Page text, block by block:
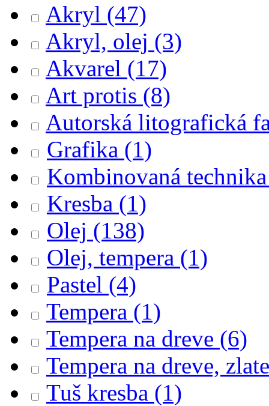
Akryl (47)
Akryl, olej (3)
Akvarel (17)
Art protis (8)
Autorská litografická
Grafika (1)
Kombinovaná technika
Kresba (1)
Olej (138)
Olej, tempera (1)
Pastel (4)
Tempera (1)
Tempera na dreve (6)
Tempera na dreve,
Tuš kresba (1)